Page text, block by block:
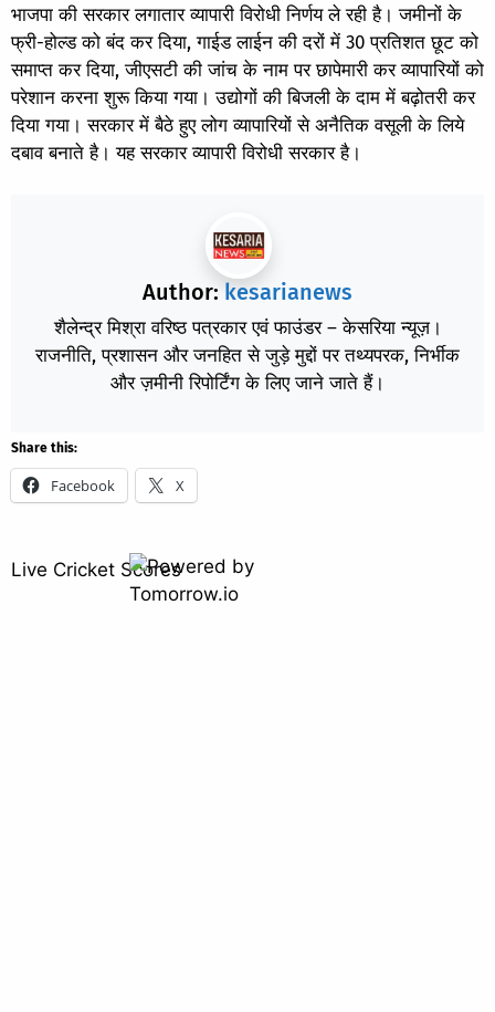
भाजपा की सरकार लगातार व्यापारी विरोधी निर्णय ले रही है। जमीनों के
फ्री-होल्ड को बंद कर दिया, गाईड लाईन की दरों में 30 प्रतिशत छूट को
समाप्त कर दिया, जीएसटी की जांच के नाम पर छापेमारी कर व्यापारियों को
परेशान करना शुरू किया गया। उद्योगों की बिजली के दाम में बढ़ोतरी कर
दिया गया। सरकार में बैठे हुए लोग व्यापारियों से अनैतिक वसूली के लिये
दबाव बनाते है। यह सरकार व्यापारी विरोधी सरकार है।
Author: kesarianews
शैलेन्द्र मिश्रा वरिष्ठ पत्रकार एवं फाउंडर – केसरिया न्यूज़।
राजनीति, प्रशासन और जनहित से जुड़े मुद्दों पर तथ्यपरक, निर्भीक
और ज़मीनी रिपोर्टिंग के लिए जाने जाते हैं।
Share this:
Facebook X
Live Cricket Scores